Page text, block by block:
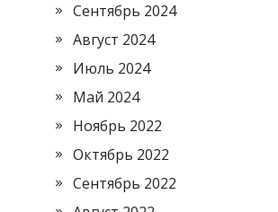
Сентябрь 2024
Август 2024
Июль 2024
Май 2024
Ноябрь 2022
Октябрь 2022
Сентябрь 2022